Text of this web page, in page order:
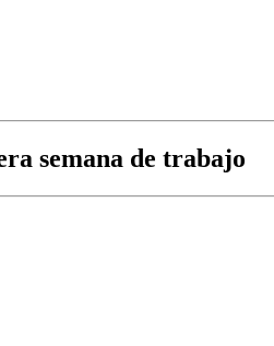
semana de trabajo